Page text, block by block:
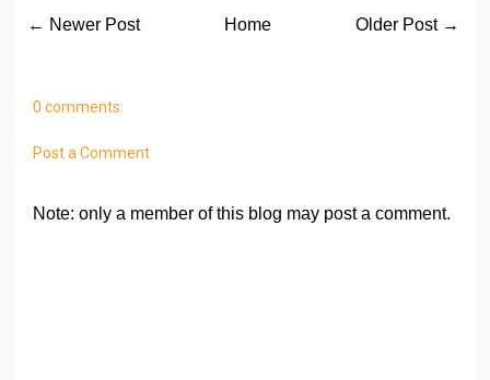
← Newer Post Older Post →
Home
0 comments:
Post a Comment
Note: only a member of this blog may post a comment.